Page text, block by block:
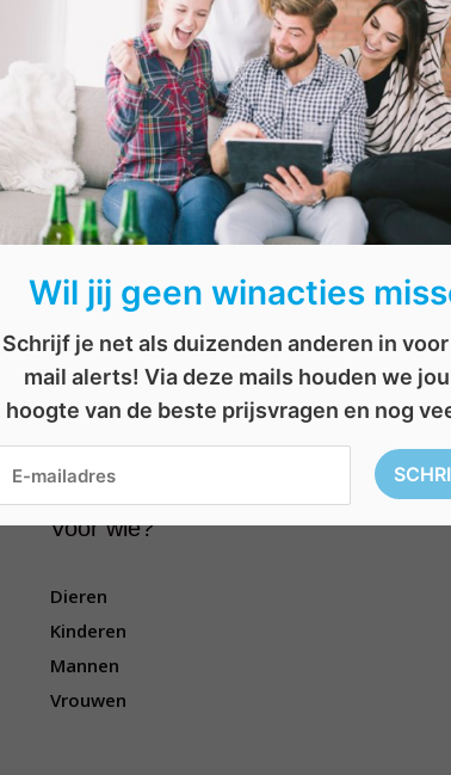
Soms is het leuk om lekker gezellig thuis
dan in comfortabele kleding? Doe mee
Pastunette!
In de huispakken worden vrouwelijke
weg, dat door de witte streep op de
nog beter uit.
Vul dewedstrijdvraag in en maak kans!
,Pastunette,sportief,sportieve broek,wedstrijd
Voor wie?
Dieren
Kinderen
Mannen
Vrouwen
Wil jij geen winacties
Schrijf je net als duizenden anderen in
mail alerts! Via deze mails houden we
hoogte van de beste prijsvragen en nog